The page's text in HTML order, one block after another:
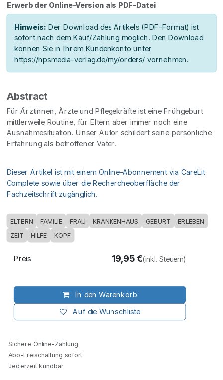
Erwerb der Online-Version als PDF-Datei
Hinweis: Der Download des Artikels (PDF-Format) ist
sofort nach dem Kauf/Zahlung möglich. Den Download
können Sie in Ihrem Kundenkonto unter
https://hpsmedia-verlag.de/my/orders/ vornehmen.
Abstract
Für Ärztinnen, Ärzte und Pflegekräfte ist eine Frühgeburt
mittlerweile Routine, für Eltern aber immer noch eine
Ausnahmesituation. Unser Autor schildert seine persönliche
Erfahrung als betroffener Vater.
Dieser Artikel ist mit einem Online-Abonnement via CareLit
Complete sowie über die Rechercheoberfläche der
Fachzeitschrift zugänglich.
ELTERN FAMILIE FRAU KRANKENHAUS GEBURT ERLEBEN
ZEIT HILFE KOPF
In den Warenkorb
Auf die Wunschliste
Preis 19,95€(inkl. Steuern)
Sichere Online-Zahlung
Abo-Freischaltung sofort
Jederzeit kündbar